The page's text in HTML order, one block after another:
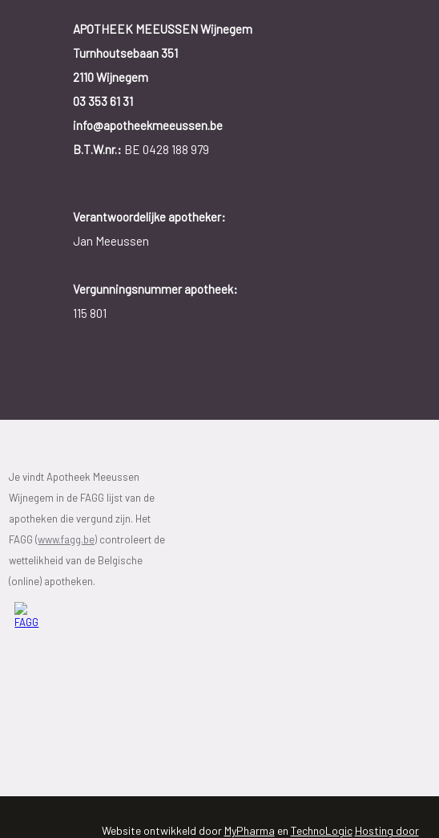
APOTHEEK MEEUSSEN Wijnegem
Turnhoutsebaan 351
2110 Wijnegem
03 353 61 31
info@apotheekmeeussen.be
B.T.W.nr.: BE 0428 188 979
Verantwoordelijke apotheker:
Jan Meeussen
Vergunningsnummer apotheek:
115 801
Je vindt Apotheek Meeussen
Wijnegem in de FAGG lijst van de
apotheken die vergund zijn. Het
FAGG (www.fagg.be) controleert de
wettelikheid van de Belgische
(online) apotheken.
Website ontwikkeld door MyPharma en TechnoLogic Hosting door